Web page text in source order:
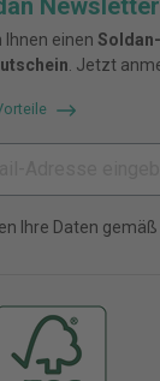
Ihnen einen
. Jetzt
Ihre Daten